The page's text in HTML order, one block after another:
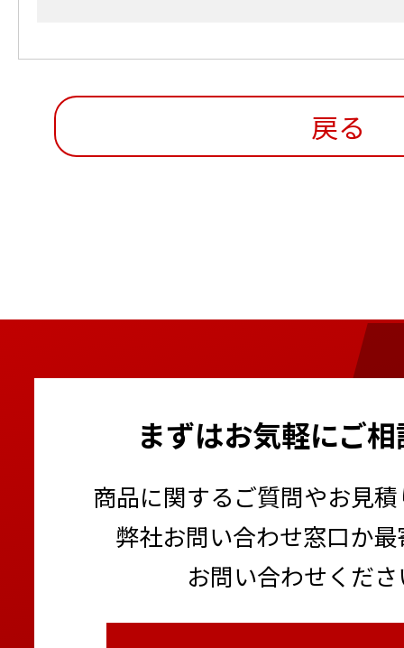
戻る
まずはお気軽にご
商品に関するご質問やお見
弊社お問い合わせ窓口か
お問い合わせくだ